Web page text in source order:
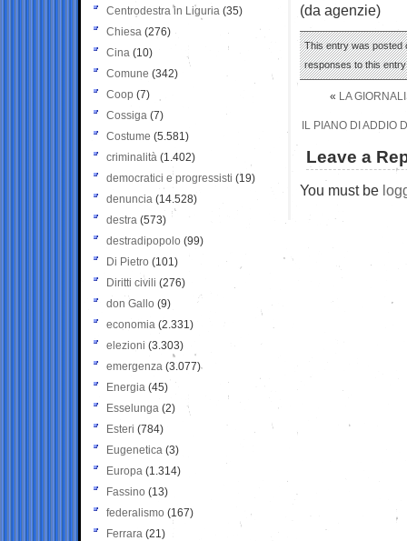
(da agenzie)
This entry was posted
responses to this
« LA
IL PIANO DI ADDIO
Leave a
You must be
Centrodestra in Liguria (35)
Chiesa (276)
Cina (10)
Comune (342)
Coop (7)
Cossiga (7)
Costume (5.581)
criminalità (1.402)
democratici e progressisti (19)
denuncia (14.528)
destra (573)
destradipopolo (99)
Di Pietro (101)
Diritti civili (276)
don Gallo (9)
economia (2.331)
elezioni (3.303)
emergenza (3.077)
Energia (45)
Esselunga (2)
Esteri (784)
Eugenetica (3)
Europa (1.314)
Fassino (13)
federalismo (167)
Ferrara (21)